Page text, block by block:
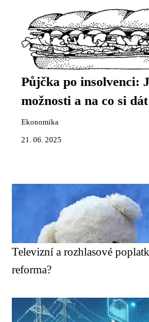
Půjčka po insolvenci:
možnosti a na co si
Ekonomika
21. 06. 2025
Televizní a rozhlasové
reforma?